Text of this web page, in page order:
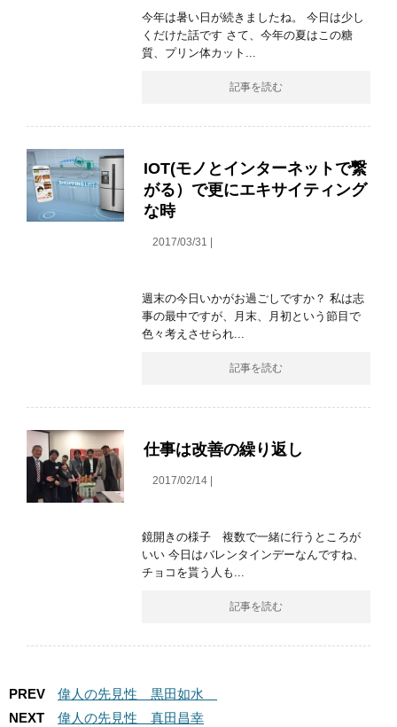
今年は暑い日が続きましたね。 今日は少し
くだけた話です さて、今年の夏はこの糖
質、プリン体カット...
記事を読む
IOT(モノとインターネットで繋
がる）で更にエキサイティング
な時
2017/03/31 |
週末の今日いかがお過ごしですか？ 私は志
事の最中ですが、月末、月初という節目で
色々考えさせられ...
記事を読む
仕事は改善の繰り返し
2017/02/14 |
鏡開きの様子 複数で一緒に行うところが
いい 今日はバレンタインデーなんですね、
チョコを貰う人も...
記事を読む
PREV
偉人の先見性 黒田如水
NEXT
偉人の先見性 真田昌幸